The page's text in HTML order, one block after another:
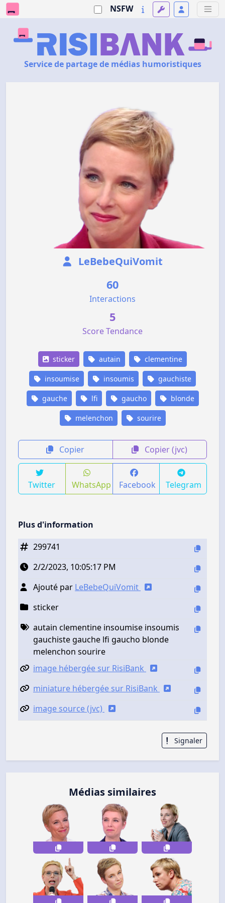
NSFW
Service de partage de médias humoristiques
LeBebeQuiVomit
60
Interactions
5
Score Tendance
sticker autain clementine
insoumise insoumis gauchiste
gauche lfi gaucho blonde
melenchon sourire
Copier Copier (jvc)
Twitter WhatsApp Facebook Telegram
Plus d'information
299741
2/2/2023, 10:05:17 PM
Ajouté par LeBebeQuiVomit
sticker
autain clementine insoumise insoumis
gauchiste gauche lfi gaucho blonde
melenchon sourire
image hébergée sur RisiBank
miniature hébergée sur RisiBank
image source (jvc)
Signaler
Médias similaires